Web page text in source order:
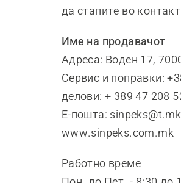
да стапите во
Име на продавачот
Адреса: Воден 17,
Сервис и поправки:
делови: + 389 47 208
Е-пошта: sinpeks@t.mk
www.sinpeks.com.mk
Работно време